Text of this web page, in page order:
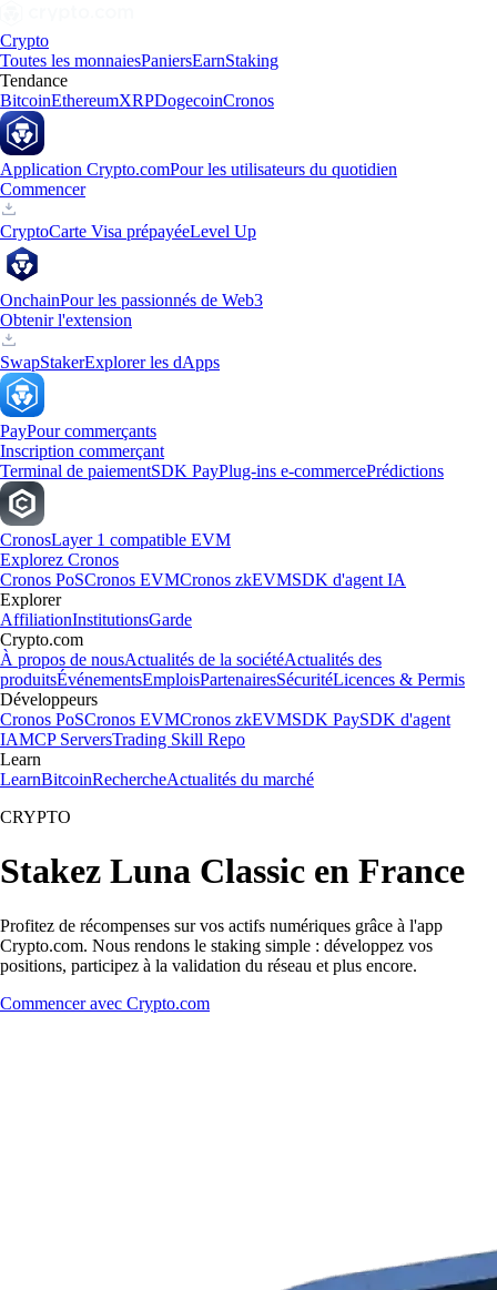
Crypto
Toutes les monnaiesPaniersEarnStaking
Tendance
BitcoinEthereumXRPDogecoinCronos
Application Crypto.comPour les utilisateurs du quotidien
Commencer
CryptoCarte Visa prépayéeLevel Up
OnchainPour les passionnés de Web3
Obtenir l'extension
SwapStakerExplorer les dApps
PayPour commerçants
Inscription commerçant
Terminal de paiementSDK PayPlug-ins e-commercePrédictions
CronosLayer 1 compatible EVM
Explorez Cronos
Cronos PoSCronos EVMCronos zkEVMSDK d'agent IA
Explorer
AffiliationInstitutionsGarde
Crypto.com
À propos de nousActualités de la sociétéActualités des
produitsÉvénementsEmploisPartenairesSécuritéLicences & Permis
Développeurs
Cronos PoSCronos EVMCronos zkEVMSDK PaySDK d'agent
IAMCP ServersTrading Skill Repo
Learn
LearnBitcoinRechercheActualités du marché
CRYPTO
Stakez Luna Classic en France
Profitez de récompenses sur vos actifs numériques grâce à l'app
Crypto.com. Nous rendons le staking simple : développez vos
positions, participez à la validation du réseau et plus encore.
Commencer avec Crypto.com